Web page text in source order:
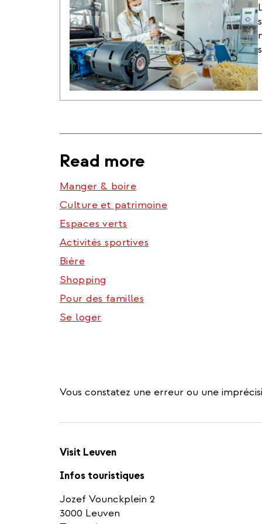
Read more
Manger & boire
Culture et patrimoine
Espaces verts
Activités sportives
Bière
Shopping
Pour des familles
Se loger
Vous constatez une erreur ou une
Visit Leuven
Infos touristiques
Jozef Vounckplein 2
3000 Leuven